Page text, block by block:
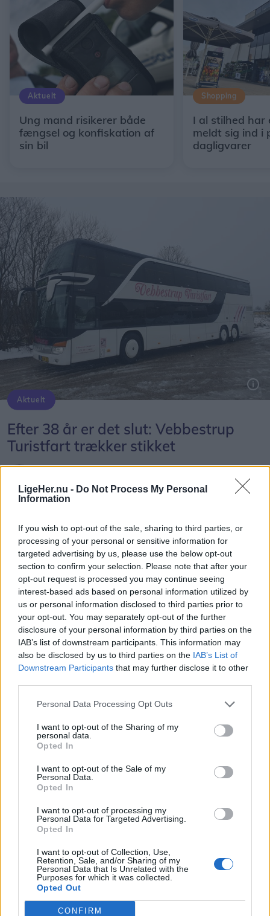
LigeHer.nu - Do Not Process My Personal
Information
If you wish to opt-out of the sale, sharing to third parties, or
processing of your personal or sensitive information for
targeted advertising by us, please use the below opt-out
section to confirm your selection. Please note that after your
opt-out request is processed you may continue seeing
interest-based ads based on personal information utilized by
us or personal information disclosed to third parties prior to
your opt-out. You may separately opt-out of the further
disclosure of your personal information by third parties on the
IAB’s list of downstream participants. This information may
also be disclosed by us to third parties on the IAB’s List of
Downstream Participants that may further disclose it to other
Personal Data Processing Opt Outs
I want to opt-out of the Sharing of my
personal data.
Opted In
I want to opt-out of the Sale of my
Personal Data.
Opted In
I want to opt-out of processing my
Personal Data for Targeted Advertising.
Opted In
I want to opt-out of Collection, Use,
Retention, Sale, and/or Sharing of my
Personal Data that Is Unrelated with the
Purposes for which it was collected.
Opted Out
CONFIRM
Aktuelt
Ung mand risikerer både
fængsel og konfiskation af
sin bil
Shopping
I al stilhed har
meldt sig ind i
dagligvarer
Aktuelt
Efter 38 år er det slut: Vebbestrup
Turistfart trækker stikket
06. august 2026 kl. 15.06
VEBBESTRUP: Tilbage i 1988 stiftede Eigil
Sørensen det, der senere kom til at hedde
Vebbestrup Turistfart. Dengang blot med en
enkelt taxa.
For 24 år siden overtog Jan Jakobsen
virksomheden, men nu er det slut.
Rute- og turistfarten er solgt til Midtbus Jylland,
Aalborg. Navnet Vebbestrup Turistfart vil således
ikke eksistere længere.
de seneste år har jeg følt det megastressende at
stå i spidsen for en virksomhed med 55 ansatte
og med kørsel stort set 24 timer i døgnet, fortæller
Jan Jakobsen.
- Men selvom jeg har følt, at de seneste år har
været stressende, så har det sammenlagt været
24 gode og positive år som jeg er både glad for og
stolt af. Samtidig er jeg også rigtig glad for salget
Vis mere